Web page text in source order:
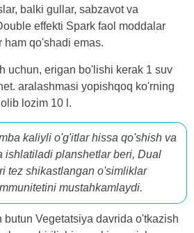
balki gullar, sabzavot va
effekti Spark faol moddalar
ham qo'shadi emas.
uchun, erigan bo'lishi kerak 1 suv
aralashmasi yopishqoq ko'rning
lozim 10 l.
kaliyli o'g'itlar hissa qo'shish va
ishlatiladi planshetlar beri, Dual
tez shikastlangan o'simliklar
mustahkamlaydi.
Vegetatsiya davrida o'tkazish